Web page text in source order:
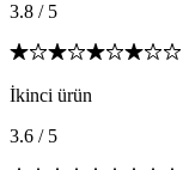
3.8 / 5
İkinci ürün
3.6 / 5